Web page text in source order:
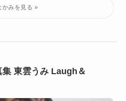
東雲うみ Laugh＆